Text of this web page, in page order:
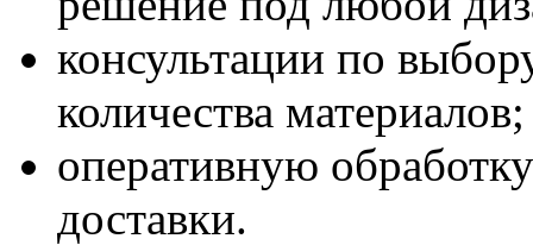
консультации по
количества материалов;
оперативную
доставки.